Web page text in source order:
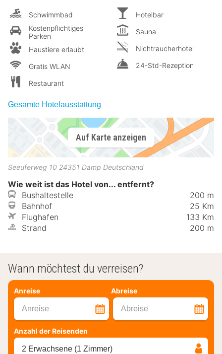
Schwimmbad
Kostenpflichtiges
Parken
Haustiere erlaubt
Gratis WLAN
Restaurant
Hotelbar
Sauna
Nichtraucherhotel
24-Std-Rezeption
Gesamte Hotelausstattung
Auf Karte anzeigen
Seeuferweg 10 24351 Damp Deutschland
Wie weit ist das Hotel von... entfernt?
Bushaltestelle
200 m
Bahnhof
25 Km
Flughafen
133 Km
Strand
200 m
Wann möchtest du verreisen?
Anreise Abreise
Anreise Abreise
Anzahl der Reisenden
2 Erwachsene (1 Zimmer)